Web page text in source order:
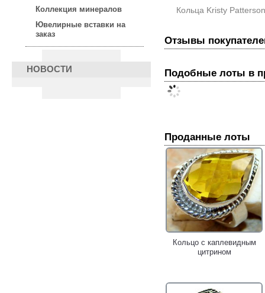
Коллекция минералов
Ювелирные вставки на
заказ
НОВОСТИ
Кольца Kristy Patterson
Отзывы
Подобные лоты в
Проданные лоты
Кольцо с каплевидным
цитрином